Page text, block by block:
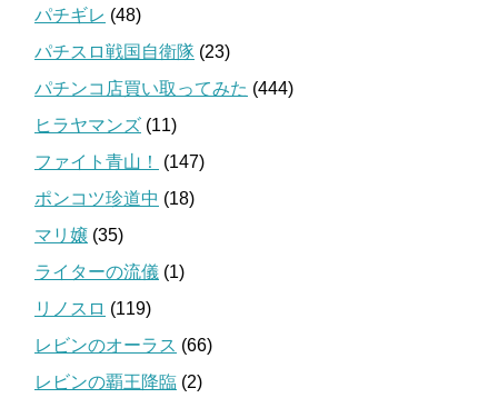
パチギレ (48)
パチスロ戦国自衛隊 (23)
パチンコ店買い取ってみた (444)
ヒラヤマンズ (11)
ファイト青山！
(147)
ポンコツ珍道中 (18)
マリ嬢 (35)
ライターの流儀 (1)
リノスロ (119)
レビンのオーラス (66)
レビンの覇王降臨 (2)